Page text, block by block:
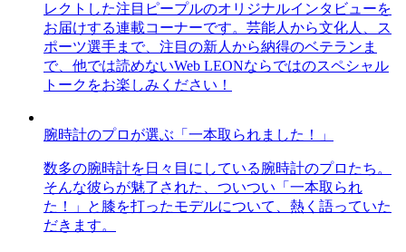
レクトした注目ピープルのオリジナルインタビューを
お届けする連載コーナーです。芸能人から文化人、ス
ポーツ選手まで、注目の新人から納得のベテランま
で、他では読めないWeb LEONならではのスペシャル
トークをお楽しみください！
腕時計のプロが選ぶ「一本取られました！」
数多の腕時計を日々目にしている腕時計のプロたち。
そんな彼らが魅了された、ついつい「一本取られ
た！」と膝を打ったモデルについて、熱く語っていた
だきます。